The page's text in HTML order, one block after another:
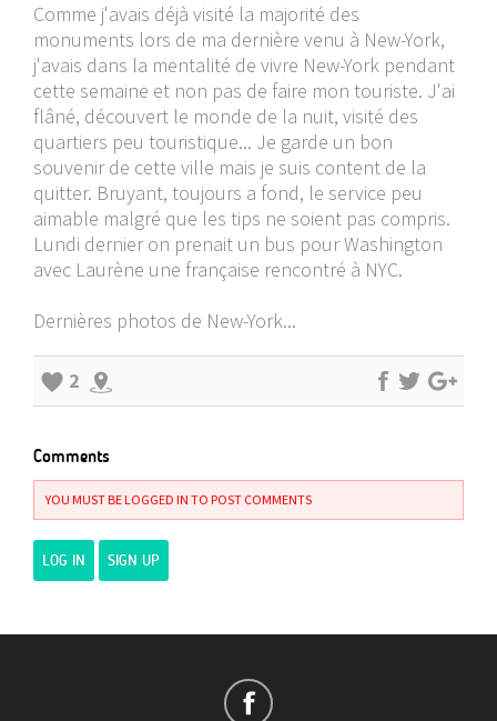
Comme j'avais déjà visité la majorité des
monuments lors de ma dernière venu à New-York,
j'avais dans la mentalité de vivre New-York pendant
cette semaine et non pas de faire mon touriste. J'ai
flâné, découvert le monde de la nuit, visité des
quartiers peu touristique... Je garde un bon
souvenir de cette ville mais je suis content de la
quitter. Bruyant, toujours a fond, le service peu
aimable malgré que les tips ne soient pas compris.
Lundi dernier on prenait un bus pour Washington
avec Laurène une française rencontré à NYC.
Dernières photos de New-York...
2
Comments
YOU MUST BE LOGGED IN TO POST COMMENTS
LOG IN SIGN UP